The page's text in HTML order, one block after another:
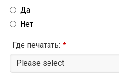
Да
Нет
Где печатать: *